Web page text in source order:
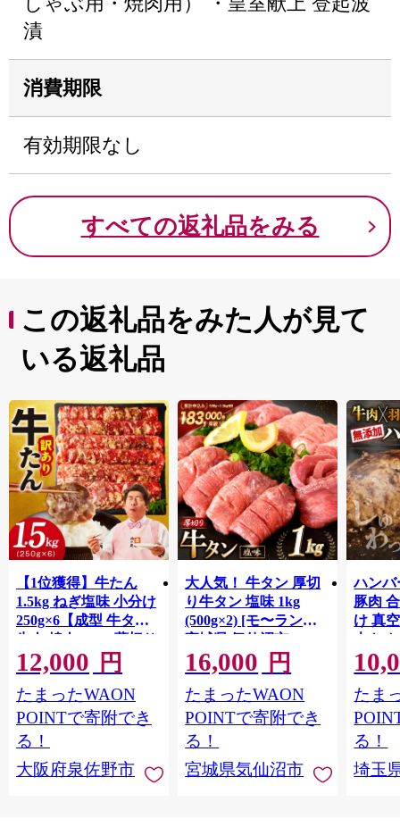
漬
消費期限
有効期限なし
すべての返礼品をみる
この返礼品をみた人が見て
いる返礼品
【1位獲得】牛たん
1.5kg ねぎ塩味 小分け
250g×6【成型 牛タン
牛肉 焼肉 BBQ 薄切り
ぎゅうたん スライス
訳あり サイズ不揃
い】 G4721
12,000 円
たまったWAON
POINTで寄附でき
る！
大阪府泉佐野市
大人気！ 牛タン 厚切
り牛タン 塩味 1kg
(500g×2) [モ〜ランド
宮城県 気仙沼市
20564660] 肉 牛肉 精肉
牛たん 牛タン塩 牛た
ん塩 冷凍 焼肉 BBQ ア
ウトドア バーベキュ
ー 厚切り タン
16,000 円
たまったWAON
POINTで寄附でき
る！
宮城県気仙沼市
ハンバ
豚肉
け 真
大き
保存
淡路島
ポーク
き肉
ず 惣
まみ
んのお
たま
る！
埼玉